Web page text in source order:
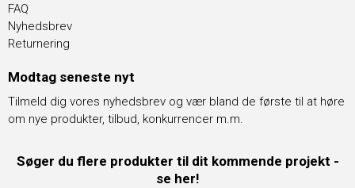
FAQ
Nyhedsbrev
Returnering
Modtag seneste nyt
Tilmeld dig vores nyhedsbrev og vær bland de første til at høre
om nye produkter, tilbud, konkurrencer m.m.
Søger du flere produkter til dit kommende projekt -
se her!